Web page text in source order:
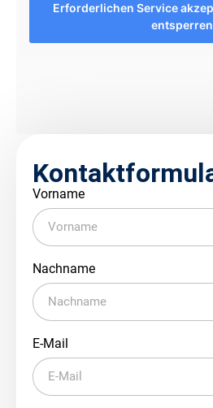
Erforderlichen Service
entsperren
Vorname
Nachname
E-Mail